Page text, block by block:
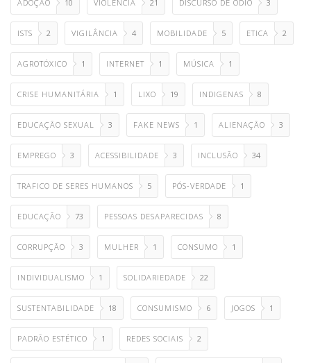
ADOÇÃO 10 VIOLÊNCIA 21 DISCURSO DE ÓDIO 3
ISTS 2 VIGILÂNCIA 4 MOBILIDADE 5 ETICA 2
AGROTÓXICO 1 INTERNET 1 MÚSICA 1
CRISE HUMANITÁRIA 1 LIXO 19 INDIGENAS 8
EDUCAÇÃO SEXUAL 3 FAKE NEWS 1 ALIENAÇÃO 3
EMPREGO 3 ACESSIBILIDADE 3 INCLUSÃO 34
TRAFICO DE SERES HUMANOS 5 PÓS-VERDADE 1
EDUCAÇÃO 73 PESSOAS DESAPARECIDAS 8
CORRUPÇÃO 3 MULHER 1 CONSUMO 1
INDIVIDUALISMO 1 SOLIDARIEDADE 22
SUSTENTABILIDADE 18 CONSUMISMO 6 JOGOS 1
PADRÃO ESTÉTICO 1 REDES SOCIAIS 2